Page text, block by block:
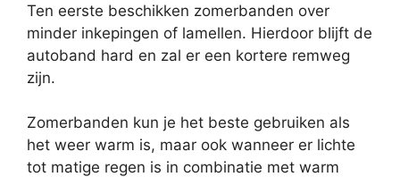
Ten eerste beschikken zomerbanden over
minder inkepingen of lamellen. Hierdoor blijft de
autoband hard en zal er een kortere remweg
zijn.
Zomerbanden kun je het beste gebruiken als
het weer warm is, maar ook wanneer er lichte
tot matige regen is in combinatie met warm